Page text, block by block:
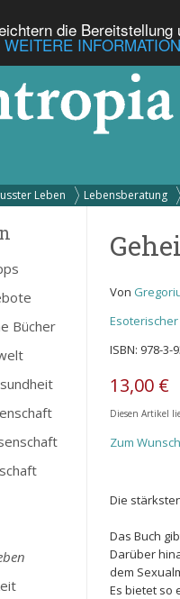
die
WEITERE
Leben Lebensberatung
Bücher
Von
ISBN: 978-3-
13,00 €
Diesen Artikel
Zum
Die
Das Buch
Darüber
dem
Es bietet so